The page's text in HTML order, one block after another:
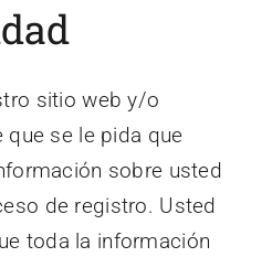
sitio web y/o
se le pida que
sobre usted
de registro. Usted
toda la información